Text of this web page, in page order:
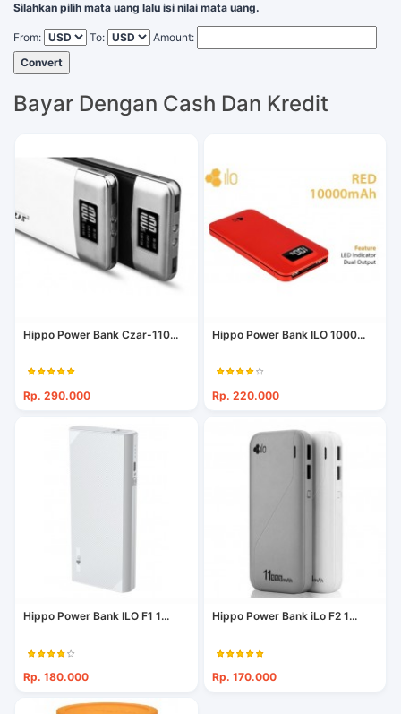
Silahkan pilih mata uang lalu isi nilai mata uang.
From: To:
Amount:
Convert
Bayar Dengan Cash Dan Kredit
Hippo Power Bank Czar-110...
Rp. 290.000
Hippo Power Bank ILO 1000...
Rp. 220.000
Hippo Power Bank ILO F1 1...
Rp. 180.000
Hippo Power Bank iLo F2 1...
Rp. 170.000